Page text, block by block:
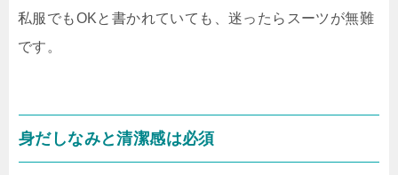
私服でもOKと書かれていても、迷ったらスーツが無難
です。
身だしなみと清潔感は必須